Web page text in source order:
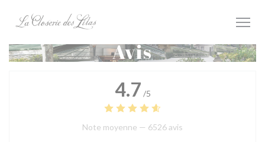
Avis
4.7 /5
Note moyenne — 6526 avis